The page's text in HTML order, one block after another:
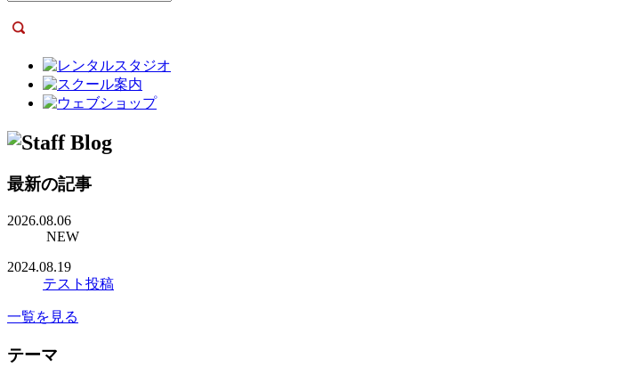
最新の記事
2026.08.06
NEW
2024.08.19
テスト投稿
一覧を見る
テーマ